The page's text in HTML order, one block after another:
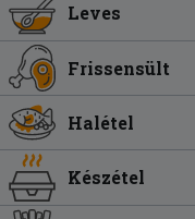
Leves
Frissensült
Halétel
Készétel